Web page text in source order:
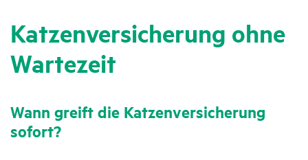
Katzen­ver­si­che­rung ohne
Warte­zeit
Wann greift die Katzen­ver­si­che­rung
sofort?